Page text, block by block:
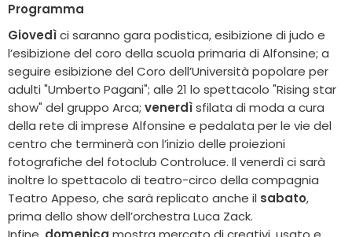
Programma
Giovedìci saranno gara podistica, esibizione di judo e
l’esibizione del coro della scuola primaria di Alfonsine; a
seguire esibizione del Coro dell’Università popolare per
adulti "Umberto Pagani"; alle 21 lo spettacolo "Rising star
show" del gruppo Arca; venerdìsfilata di moda a cura
della rete di imprese Alfonsine e pedalata per le vie del
centro che terminerà con l’inizio delle proiezioni
fotografiche del fotoclub Controluce. Il venerdì ci sarà
inoltre lo spettacolo di teatro-circo della compagnia
Teatro Appeso, che sarà replicato anche il sabato,
prima dello show dell’orchestra Luca Zack.